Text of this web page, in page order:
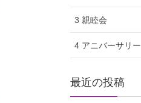
3 親睦会
4 アニバーサリー
最近の投稿